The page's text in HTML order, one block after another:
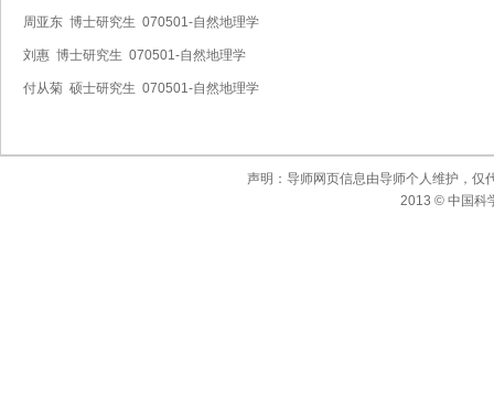
周亚东 博士研究生 070501-自然地理学
刘惠 博士研究生 070501-自然地理学
付从菊 硕士研究生 070501-自然地理学
声明：导师网页信息由导师个人维护，仅
2013 © 中国科